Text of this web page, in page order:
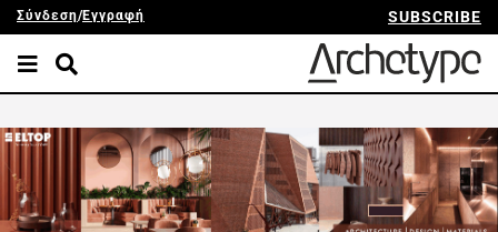
Σύνδεση/Εγγραφή SUBSCRIBE